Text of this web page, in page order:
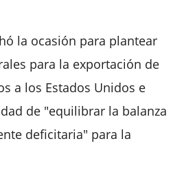
la ocasión para plantear
para la exportación de
a los Estados Unidos e
de "equilibrar la balanza
deficitaria" para la